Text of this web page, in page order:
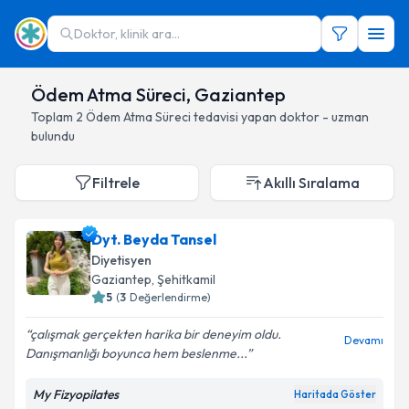
Doktor, klinik ara...
Ödem Atma Süreci, Gaziantep
Toplam 2 Ödem Atma Süreci tedavisi yapan doktor - uzman
bulundu
Filtrele Akıllı Sıralama
Dyt. Beyda Tansel
Diyetisyen
Gaziantep, Şehitkamil
5 (3 Değerlendirme)
çalışmak gerçekten harika bir deneyim oldu.
Danışmanlığı boyunca hem beslenme...
Devamı
My Fizyopilates Haritada Göster